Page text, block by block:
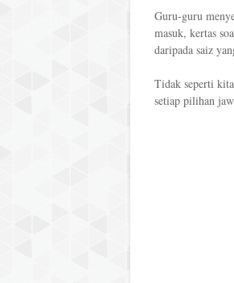
Guru-guru
masuk, kertas
daripada saiz
Tidak seperti
setiap pilihan